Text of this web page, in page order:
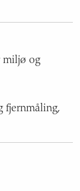
miljø og
fjernmåling,